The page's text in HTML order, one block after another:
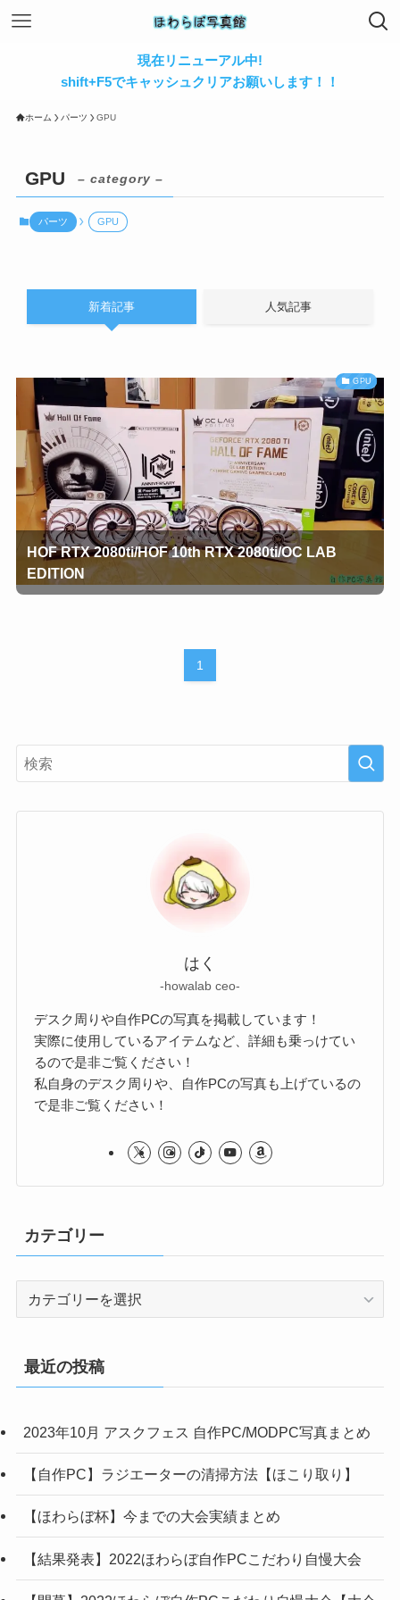
現在リニューアル中!
shift+F5でキャッシュクリアお願いします！！
ホーム パーツ GPU
GPU – category –
パーツ GPU
新着記事 人気記事
GPU
HOF RTX 2080ti/HOF 10th RTX 2080ti/OC LAB
EDITION
1
はく
-howalab ceo-
デスク周りや自作PCの写真を掲載しています！
実際に使用しているアイテムなど、詳細も乗っけてい
るので是非ご覧ください！
私自身のデスク周りや、自作PCの写真も上げているの
で是非ご覧ください！
カテゴリー
リ
最近の投稿
2023年10月 アスクフェス 自作PC/MODPC写真まとめ
【自作PC】ラジエーターの清掃方法【ほこり取り】
【ほわらぼ杯】今までの大会実績まとめ
【結果発表】2022ほわらぼ自作PCこだわり自慢大会